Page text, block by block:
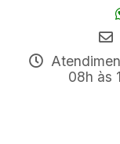
08h às